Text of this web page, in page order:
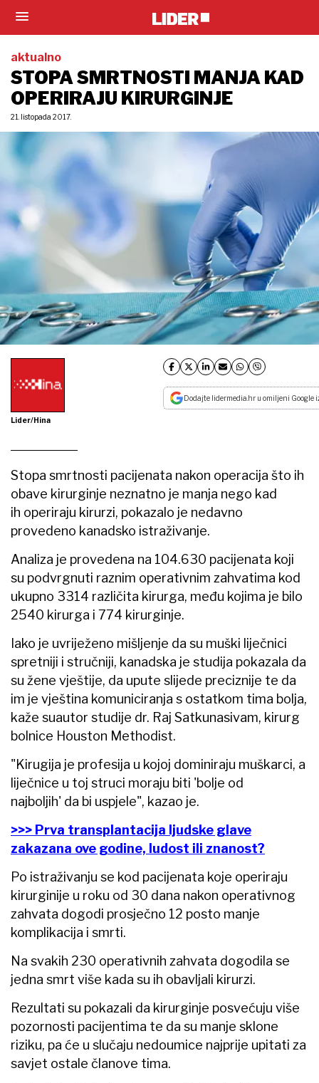
aktualno
STOPA SMRTNOSTI MANJA KAD
OPERIRAJU KIRURGINJE
21. listopada 2017.
Lider/Hina
Dodajte lidermedia.hr u omiljeni Google
Stopa smrtnosti pacijenata nakon operacija što ih
obave kirurginje neznatno je manja nego kad
ih operiraju kirurzi, pokazalo je nedavno
provedeno kanadsko istraživanje.
Analiza je provedena na 104.630 pacijenata koji
su podvrgnuti raznim operativnim zahvatima kod
ukupno 3314 različita kirurga, među kojima je bilo
2540 kirurga i 774 kirurginje.
Iako je uvriježeno mišljenje da su muški liječnici
spretniji i stručniji, kanadska je studija pokazala da
su žene vještije, da upute slijede preciznije te da
im je vještina komuniciranja s ostatkom tima bolja,
kaže suautor studije dr. Raj Satkunasivam, kirurg
bolnice Houston Methodist.
"Kirugija je profesija u kojoj dominiraju muškarci, a
liječnice u toj struci moraju biti 'bolje od
najboljih' da bi uspjele", kazao je.
>>> Prva transplantacija ljudske glave
zakazana ove godine, ludost ili znanost?
Po istraživanju se kod pacijenata koje operiraju
kirurginije u roku od 30 dana nakon operativnog
zahvata dogodi prosječno 12 posto manje
komplikacija i smrti.
Na svakih 230 operativnih zahvata dogodila se
jedna smrt više kada su ih obavljali kirurzi.
Rezultati su pokazali da kirurginje posvećuju više
pozornosti pacijentima te da su manje sklone
riziku, pa će u slučaju nedoumice najprije upitati za
savjet ostale članove tima.